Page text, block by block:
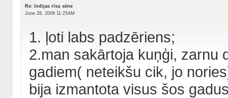
Re: Indijas rīsu sēne
June 28, 2009 11:25AM
1. ļoti labs padzēriens;
2.man sakārtoja kuņģi, zarnu
gadiem( neteikšu cik, jo
bija izmantota visus šos